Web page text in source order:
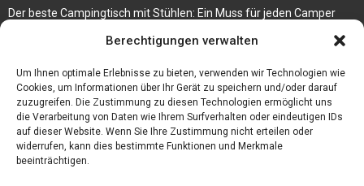
Berechtigungen verwalten
Um Ihnen optimale Erlebnisse zu bieten, verwenden wir Technologien wie
Cookies, um Informationen über Ihr Gerät zu speichern und/oder darauf
zuzugreifen. Die Zustimmung zu diesen Technologien ermöglicht uns
die Verarbeitung von Daten wie Ihrem Surfverhalten oder eindeutigen IDs
auf dieser Website. Wenn Sie Ihre Zustimmung nicht erteilen oder
widerrufen, kann dies bestimmte Funktionen und Merkmale
beeinträchtigen.
Der beste Campingtisch mit Stühlen: Ein Muss für jeden Camper
Die Küche als Platz der Gemeinschaft
Elektrokamin Bestseller – die besten Stücke für Ihr Zuhause